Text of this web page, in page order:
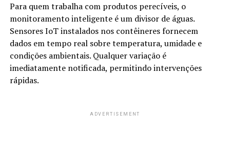
Para quem trabalha com produtos perecíveis, o
monitoramento inteligente é um divisor de águas.
Sensores IoT instalados nos contêineres fornecem
dados em tempo real sobre temperatura, umidade e
condições ambientais. Qualquer variação é
imediatamente notificada, permitindo intervenções
rápidas.
ADVERTISEMENT